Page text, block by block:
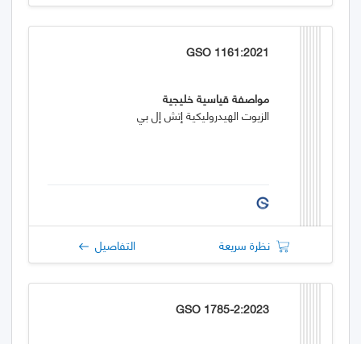
GSO 1161:2021
مواصفة قياسية خليجية
الزيوت الهيدروليكية إتش إل بي
نظرة سريعة التفاصيل
GSO 1785-2:2023